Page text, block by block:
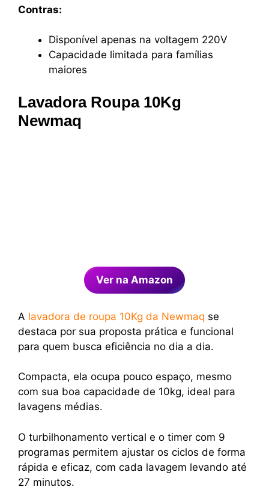
Contras:
Disponível apenas na voltagem 220V
Capacidade limitada para famílias
maiores
Lavadora Roupa 10Kg
Newmaq
Ver na Amazon
A lavadora de roupa 10Kg da Newmaq se
destaca por sua proposta prática e funcional
para quem busca eficiência no dia a dia.
Compacta, ela ocupa pouco espaço, mesmo
com sua boa capacidade de 10kg, ideal para
lavagens médias.
O turbilhonamento vertical e o timer com 9
programas permitem ajustar os ciclos de forma
rápida e eficaz, com cada lavagem levando até
27 minutos.